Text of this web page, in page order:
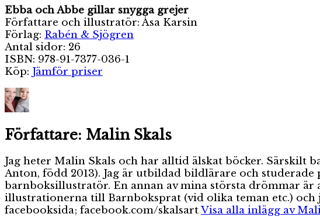
Ebba och Abbe gillar snygga grejer
Författare och illustratör: Åsa Karsin
Förlag: Rabén & Sjögren
Antal sidor: 26
ISBN: 978-91-7377-036-1
Köp: Jämför priser
Författare: Malin Skals
Jag heter Malin Skals och har alltid älskat böcker.
Anton, född 2013). Jag är utbildad bildlärare och
barnboksillustratör. En annan av mina största drömmar
illustrationerna till Barnboksprat (vid olika teman etc.)
facebooksida; facebook.com/skalsartVisa alla inlägg av